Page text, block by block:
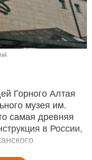
Горного Алтая
музея им.
самая древняя
в России,